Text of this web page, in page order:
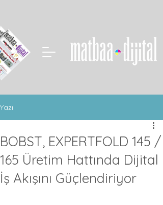
Yazı
BOBST, EXPERTFOLD 145 /
165 Üretim Hattında Dijital
İş Akışını Güçlendiriyor